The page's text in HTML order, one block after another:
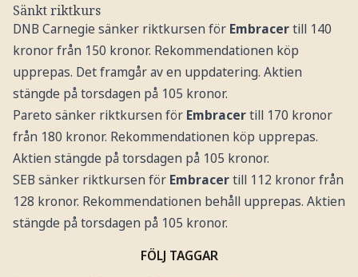
Sänkt riktkurs
DNB Carnegie sänker riktkursen för Embracertill 140
kronor från 150 kronor. Rekommendationen köp
upprepas. Det framgår av en uppdatering. Aktien
stängde på torsdagen på 105 kronor.
Pareto sänker riktkursen för Embracertill 170 kronor
från 180 kronor. Rekommendationen köp upprepas.
Aktien stängde på torsdagen på 105 kronor.
SEB sänker riktkursen för Embracertill 112 kronor från
128 kronor. Rekommendationen behåll upprepas. Aktien
stängde på torsdagen på 105 kronor.
FÖLJ TAGGAR